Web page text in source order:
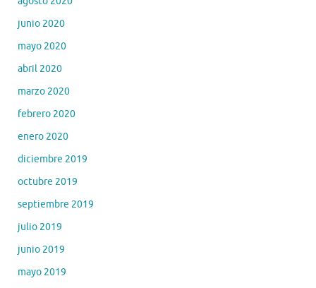
junio 2020
mayo 2020
abril 2020
marzo 2020
febrero 2020
enero 2020
diciembre 2019
octubre 2019
septiembre 2019
julio 2019
junio 2019
mayo 2019